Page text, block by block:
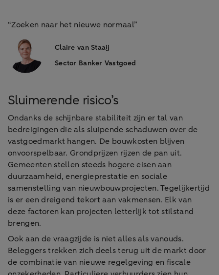
“Zoeken naar het nieuwe normaal”
Claire van Staaij
Sector Banker Vastgoed
Sluimerende risico’s
Ondanks de schijnbare stabiliteit zijn er tal van
bedreigingen die als sluipende schaduwen over de
vastgoedmarkt hangen. De bouwkosten blijven
onvoorspelbaar. Grondprijzen rijzen de pan uit.
Gemeenten stellen steeds hogere eisen aan
duurzaamheid, energieprestatie en sociale
samenstelling van nieuwbouwprojecten. Tegelijkertijd
is er een dreigend tekort aan vakmensen. Elk van
deze factoren kan projecten letterlijk tot stilstand
brengen.
Ook aan de vraagzijde is niet alles als vanouds.
Beleggers trekken zich deels terug uit de markt door
de combinatie van nieuwe regelgeving en fiscale